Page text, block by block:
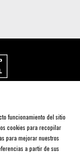
Font)
funcionamiento del sitio
cookies para recopilar
para mejorar nuestros
a partir de sus